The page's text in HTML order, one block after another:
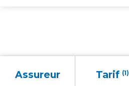
Assureur Tarif (1)